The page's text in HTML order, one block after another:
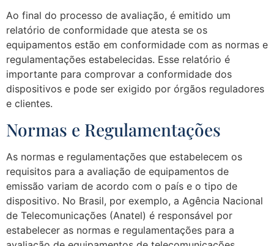
Ao final do processo de avaliação, é emitido um
relatório de conformidade que atesta se os
equipamentos estão em conformidade com as normas e
regulamentações estabelecidas. Esse relatório é
importante para comprovar a conformidade dos
dispositivos e pode ser exigido por órgãos reguladores
e clientes.
Normas e Regulamentações
As normas e regulamentações que estabelecem os
requisitos para a avaliação de equipamentos de
emissão variam de acordo com o país e o tipo de
dispositivo. No Brasil, por exemplo, a Agência Nacional
de Telecomunicações (Anatel) é responsável por
estabelecer as normas e regulamentações para a